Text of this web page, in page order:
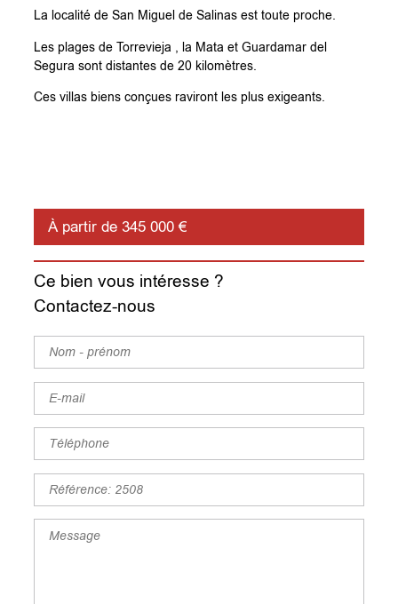
La localité de San Miguel de Salinas est toute proche.
Les plages de Torrevieja , la Mata et Guardamar del
Segura sont distantes de 20 kilomètres.
Ces villas biens conçues raviront les plus exigeants.
À partir de 345 000 €
Ce bien vous intéresse ?
Contactez-nous